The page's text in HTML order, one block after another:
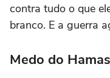
contra tudo o que
branco. E a guerra
Medo do